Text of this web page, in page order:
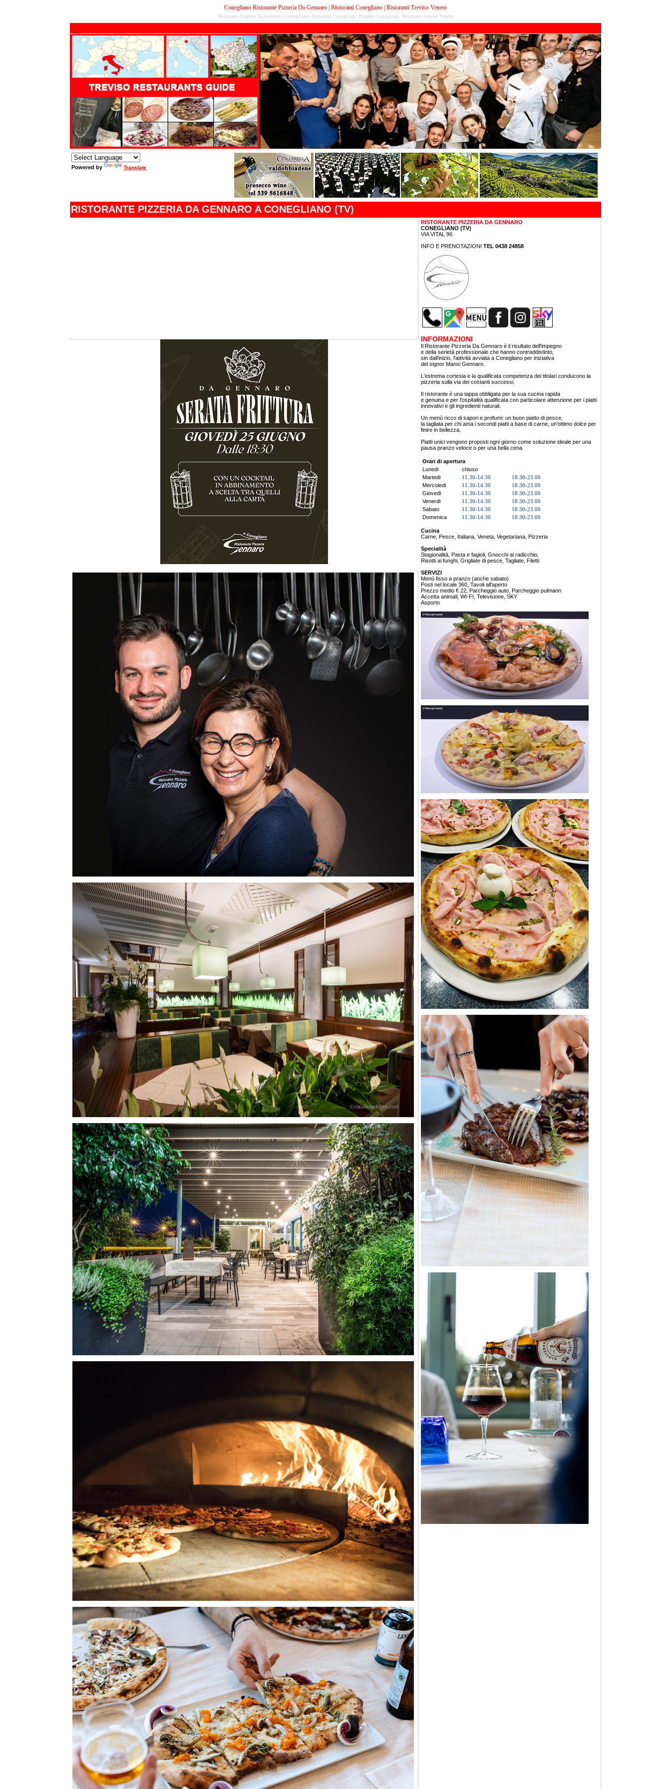
Conegliano Ristorante Pizzeria Da Gennaro | Ristoranti Conegliano | Ristoranti Treviso Veneto
Ristorante Pizzeria Da Gennaro a Conegliano, Ristoranti Conegliano, Pizzerie Conegliano, Ristoranti Treviso Veneto
Powered by Translate
RISTORANTE PIZZERIA DA GENNARO A CONEGLIANO (TV)
RISTORANTE PIZZERIA DA GENNARO
CONEGLIANO (TV)
VIA VITAL 96
INFO E PRENOTAZIONI TEL 0438 24858
INFORMAZIONI
Il Ristorante Pizzeria Da Gennaro è il risultato dell'impegno
e della serietà professionale che hanno contraddistinto,
sin dall'inizio, l'attività avviata a Conegliano per iniziativa
del signor Mansi Gennaro.
L'estrema cortesia e la qualificata competenza dei titolari conducono la
pizzeria sulla via dei costanti successi.
Il ristorante è una tappa obbligata per la sua cucina rapida
e genuina e per l'ospitalità qualificata con particolare attenzione per i piatti
innovativi e gli ingredienti naturali.
Un menù ricco di sapori e profumi: un buon piatto di pesce,
la tagliata per chi ama i secondi piatti a base di carne, un'ottimo dolce per
finire in bellezza.
Piatti unici vengono proposti ogni giorno come soluzione ideale per una
pausa pranzo veloce o per una bella cena
Orari di apertura
Lunedi
chiuso
Martedi
11.30-14.30
18.30-23.00
Mercoledi
11.30-14.30
18.30-23.00
Giovedi
11.30-14.30
18.30-23.00
Venerdi
11.30-14.30
18.30-23.00
Sabato
11.30-14.30
18.30-23.00
Domenica
11.30-14.30 18.30-23.00
Cucina
Carne, Pesce, Italiana, Veneta, Vegetariana, Pizzeria
Specialità
Stagionalità, Pasta e fagioli, Gnocchi al radicchio,
Risotti ai funghi, Grigliate di pesce, Tagliate, Filetti
SERVIZI
Menù fisso a pranzo (anche sabato)
Posti nel locale 360, Tavoli all'aperto
Prezzo medio € 22, Parcheggio auto, Parcheggio pulmann
Accetta animali, WI-FI, Televisione, SKY
Asporto